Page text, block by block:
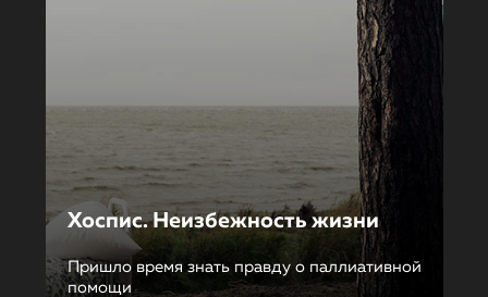
Хоспис. Неизбежность жизни
Пришло время знать правду о паллиативной
помощи